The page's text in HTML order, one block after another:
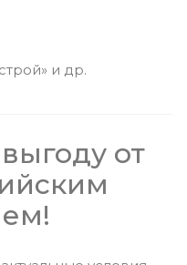
и др.
от